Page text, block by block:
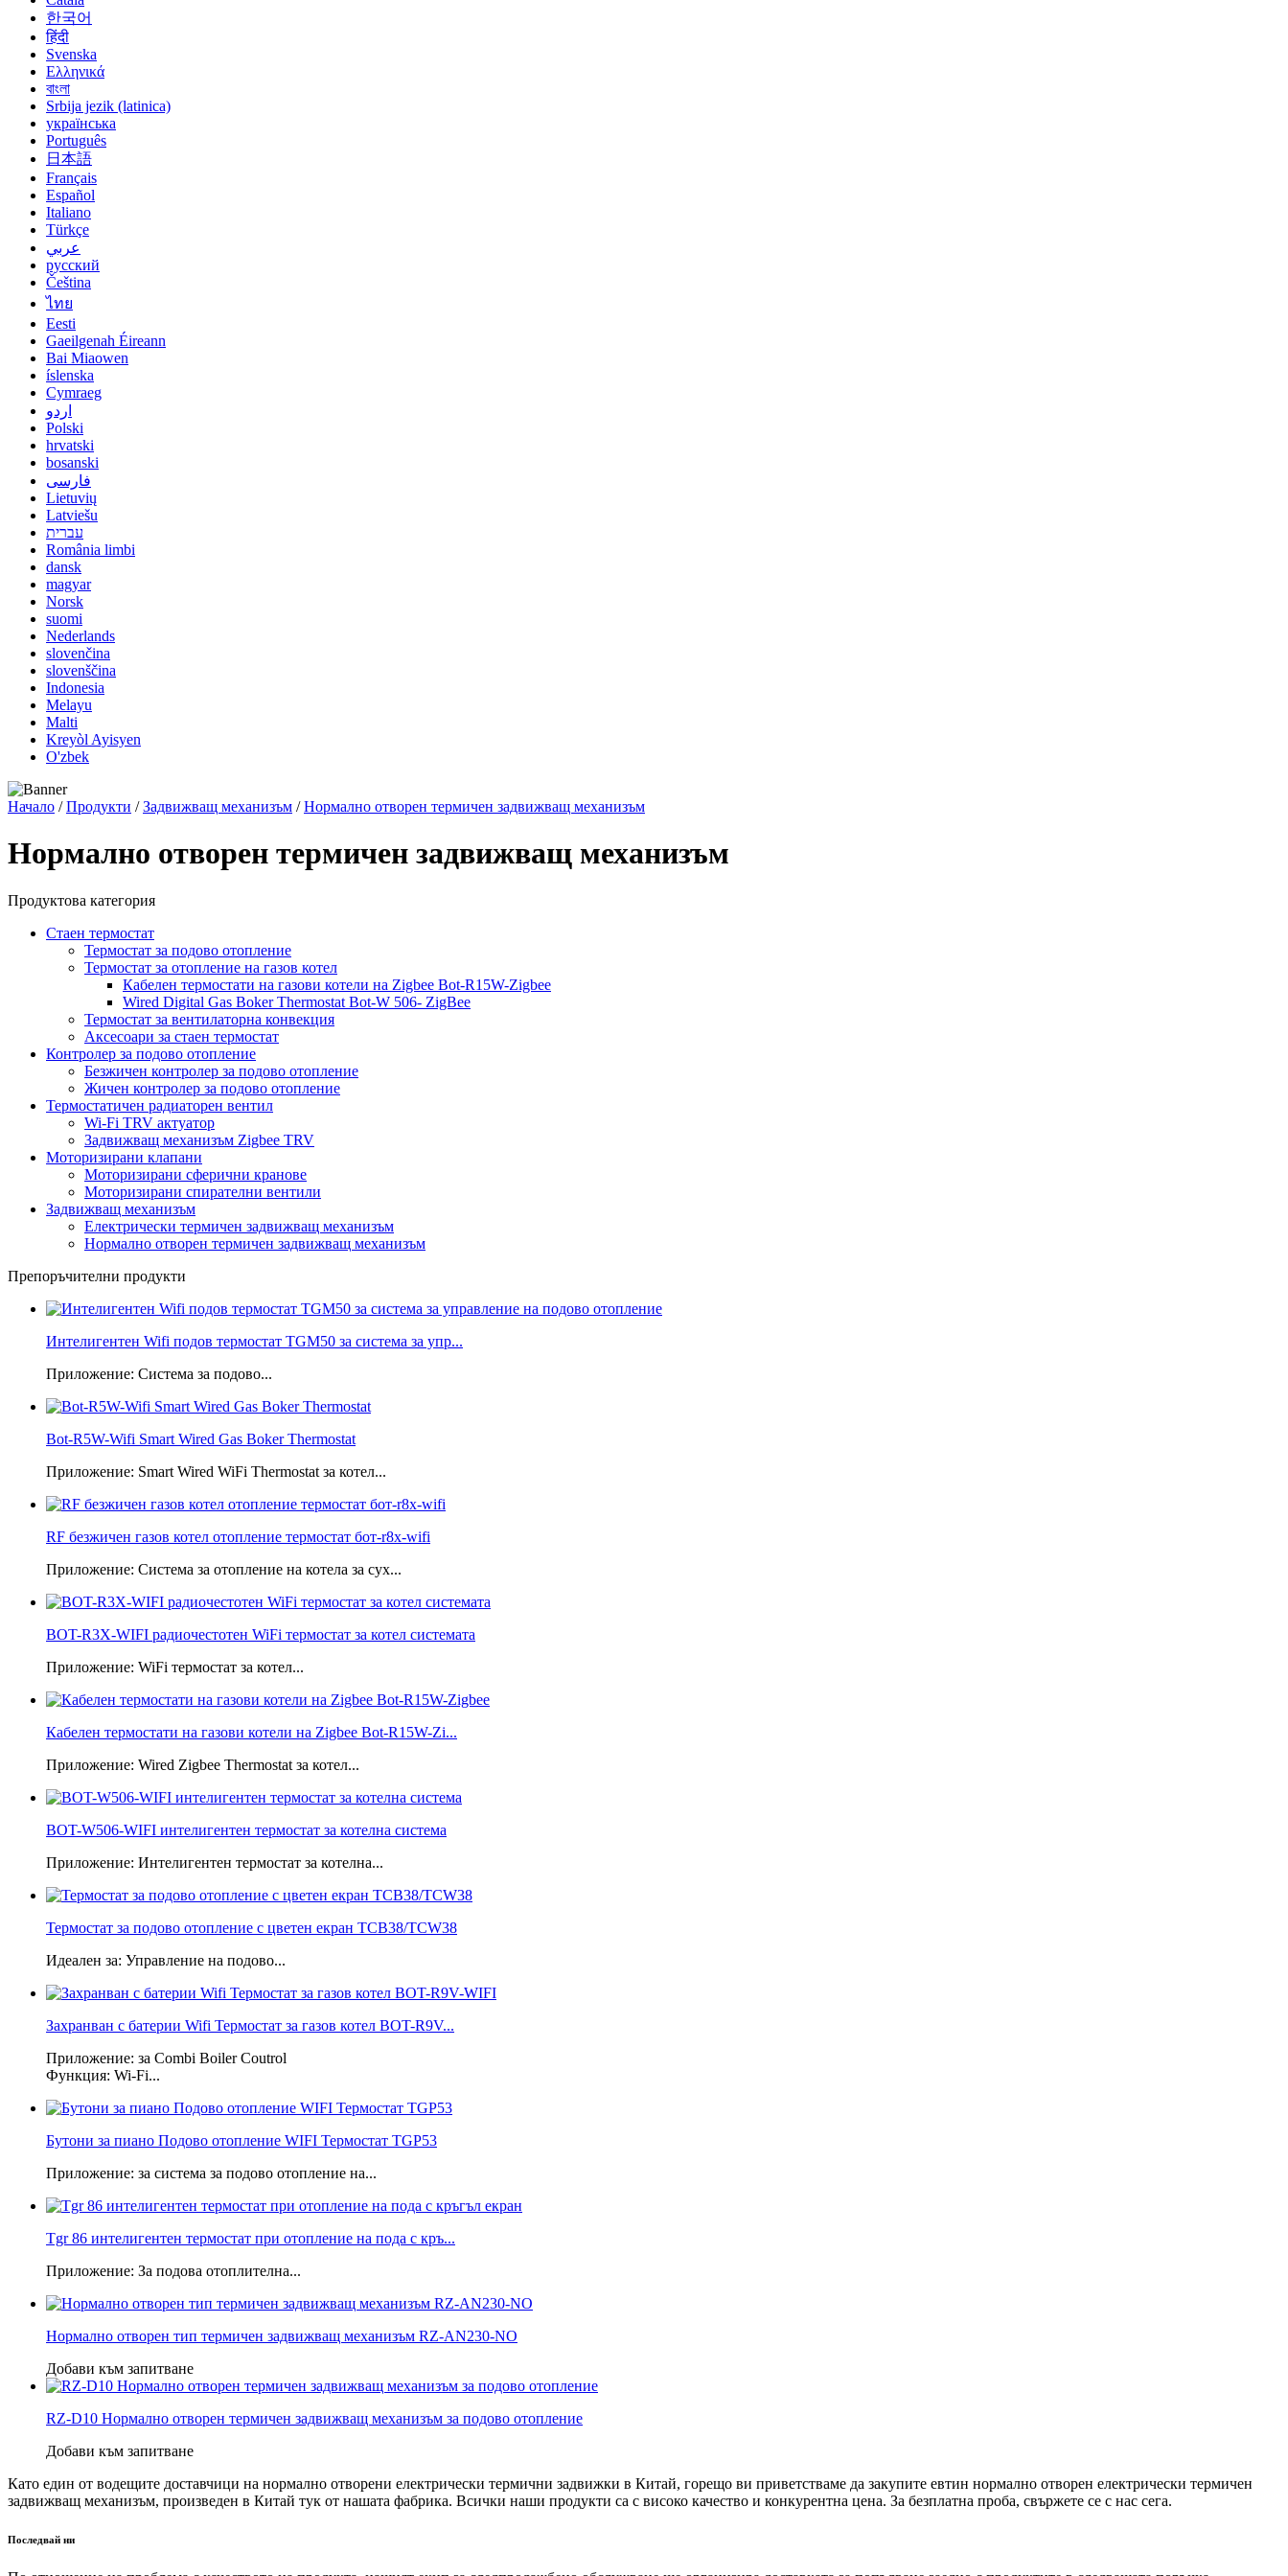
한국어
हिंदी
Svenska
Ελληνικά
বাংলা
Srbija jezik (latinica)
українська
Português
日本語
Français
Español
Italiano
Türkçe
عربي
русский
Čeština
ไทย
Eesti
Gaeilgenah Éireann
Bai Miaowen
íslenska
Cymraeg
اردو
Polski
hrvatski
bosanski
فارسی
Lietuvių
Latviešu
עברית
România limbi
dansk
magyar
Norsk
suomi
Nederlands
slovenčina
slovenščina
Indonesia
Melayu
Malti
Kreyòl Ayisyen
O'zbek
Начало /Продукти /Задвижващ механизъм /Нормално отворен термичен задвижващ механизъм
Нормално отворен термичен задвижващ механизъм
Продуктова категория
Стаен термостат
Термостат за подово отопление
Термостат за отопление на газов котел
Кабелен термостати на газови котели на Zigbee Bot-R15W-Zigbee
Wired Digital Gas Boker Thermostat Bot-W 506- ZigBee
Термостат за вентилаторна конвекция
Аксесоари за стаен термостат
Контролер за подово отопление
Безжичен контролер за подово отопление
Жичен контролер за подово отопление
Термостатичен радиаторен вентил
Wi-Fi TRV актуатор
Задвижващ механизъм Zigbee TRV
Моторизирани клапани
Моторизирани сферични кранове
Моторизирани спирателни вентили
Задвижващ механизъм
Електрически термичен задвижващ механизъм
Нормално отворен термичен задвижващ механизъм
Препоръчителни продукти
Интелигентен Wifi подов термостат TGM50 за система за упр...
Приложение: Система за подово...
Bot-R5W-Wifi Smart Wired Gas Boker Thermostat
Приложение: Smart Wired WiFi Thermostat за котел...
RF безжичен газов котел отопление термостат бот-r8x-wifi
Приложение: Система за отопление на котела за сух...
BOT-R3X-WIFI радиочестотен WiFi термостат за котел системата
Приложение: WiFi термостат за котел...
Кабелен термостати на газови котели на Zigbee Bot-R15W-Zi...
Приложение: Wired Zigbee Thermostat за котел...
BOT-W506-WIFI интелигентен термостат за котелна система
Приложение: Интелигентен термостат за котелна...
Термостат за подово отопление с цветен екран TCB38/TCW38
Идеален за: Управление на подово...
Захранван с батерии Wifi Термостат за газов котел BOT-R9V...
Приложение: за Combi Boiler Coutrol
Функция: Wi-Fi...
Бутони за пиано Подово отопление WIFI Термостат TGP53
Приложение: за система за подово отопление на...
Tgr 86 интелигентен термостат при отопление на пода с кръ...
Приложение: За подова отоплителна...
Нормално отворен тип термичен задвижващ механизъм RZ-AN230-NO
Добави към запитване
RZ-D10 Нормално отворен термичен задвижващ механизъм за подово отопление
Добави към запитване
Като един от водещите доставчици на нормално отворени електрически термични задвижки в Китай, горещо ви приветстваме да закупите евтин нормално отворен електрически термичен
задвижващ механизъм, произведен в Китай тук от нашата фабрика. Всички наши продукти са с високо качество и конкурентна цена. За безплатна проба, свържете се с нас сега.
Последвай ни